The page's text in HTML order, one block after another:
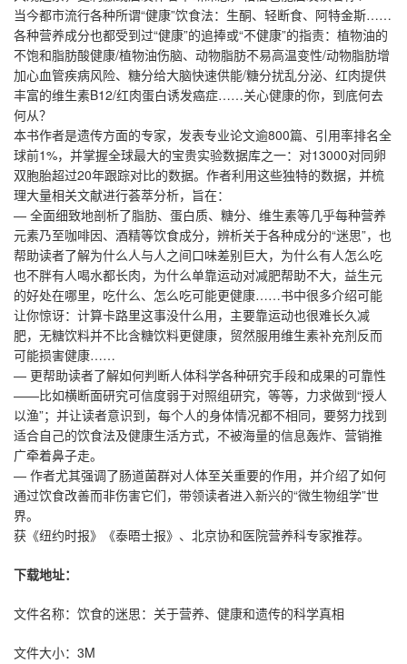
当今都市流行各种所谓“健康”饮食法：生酮、轻断食、阿特金斯……
各种营养成分也都受到过“健康”的追捧或“不健康”的指责：植物油的
不饱和脂肪酸健康/植物油伤脑、动物脂肪不易高温变性/动物脂肪增
加心血管疾病风险、糖分给大脑快速供能/糖分扰乱分泌、红肉提供
丰富的维生素B12/红肉蛋白诱发癌症……关心健康的你，到底何去
何从？
本书作者是遗传方面的专家，发表专业论文逾800篇、引用率排名全
球前1%，并掌握全球最大的宝贵实验数据库之一：对13000对同卵
双胞胎超过20年跟踪对比的数据。作者利用这些独特的数据，并梳
理大量相关文献进行荟萃分析，旨在：
— 全面细致地剖析了脂肪、蛋白质、糖分、维生素等几乎每种营养
元素乃至咖啡因、酒精等饮食成分，辨析关于各种成分的“迷思”，也
帮助读者了解为什么人与人之间口味差别巨大，为什么有人怎么吃
也不胖有人喝水都长肉，为什么单靠运动对减肥帮助不大，益生元
的好处在哪里，吃什么、怎么吃可能更健康……书中很多介绍可能
让你惊讶：计算卡路里这事没什么用，主要靠运动也很难长久减
肥，无糖饮料并不比含糖饮料更健康，贸然服用维生素补充剂反而
可能损害健康……
— 更帮助读者了解如何判断人体科学各种研究手段和成果的可靠性
——比如横断面研究可信度弱于对照组研究，等等，力求做到“授人
以渔”；并让读者意识到，每个人的身体情况都不相同，要努力找到
适合自己的饮食法及健康生活方式，不被海量的信息轰炸、营销推
广牵着鼻子走。
— 作者尤其强调了肠道菌群对人体至关重要的作用，并介绍了如何
通过饮食改善而非伤害它们，带领读者进入新兴的“微生物组学”世
界。
获《纽约时报》《泰晤士报》、北京协和医院营养科专家推荐。
下载地址：
文件名称：饮食的迷思：关于营养、健康和遗传的科学真相
文件大小：3M